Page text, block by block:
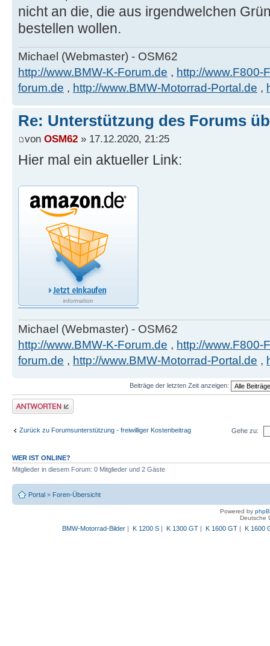
nicht an die, die aus irgendwelchen
bestellen wollen.
Michael (Webmaster) - OSM62
http://www.BMW-K-Forum.de , http://www.F800-
forum.de , http://www.BMW-Motorrad-Portal.de ,
Re: Unterstützung des Forums
von OSM62 » 17.12.2020, 21:25
Hier mal ein aktueller Link:
Michael (Webmaster) - OSM62
http://www.BMW-K-Forum.de , http://www.F800-
forum.de , http://www.BMW-Motorrad-Portal.de ,
Beiträge der letzten Zeit anzeigen:
Antwort schreiben
Zurück zu Forumsunterstützung - freiwilliger Kostenbeitrag Gehe zu:
WER IST ONLINE?
Mitglieder in diesem Forum: 0 Mitglieder und 2 Gäste
Portal » Foren-Übersicht
Powered by
Deutsche
BMW-Motorrad-Bilder| K 1200 S| K 1300 GT| K 1600 GT| K 1600